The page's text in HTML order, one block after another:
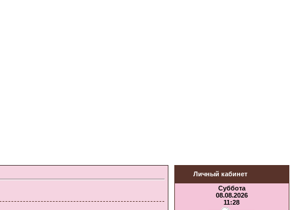
Личный кабинет
Суббота
08.08.2026
11:28